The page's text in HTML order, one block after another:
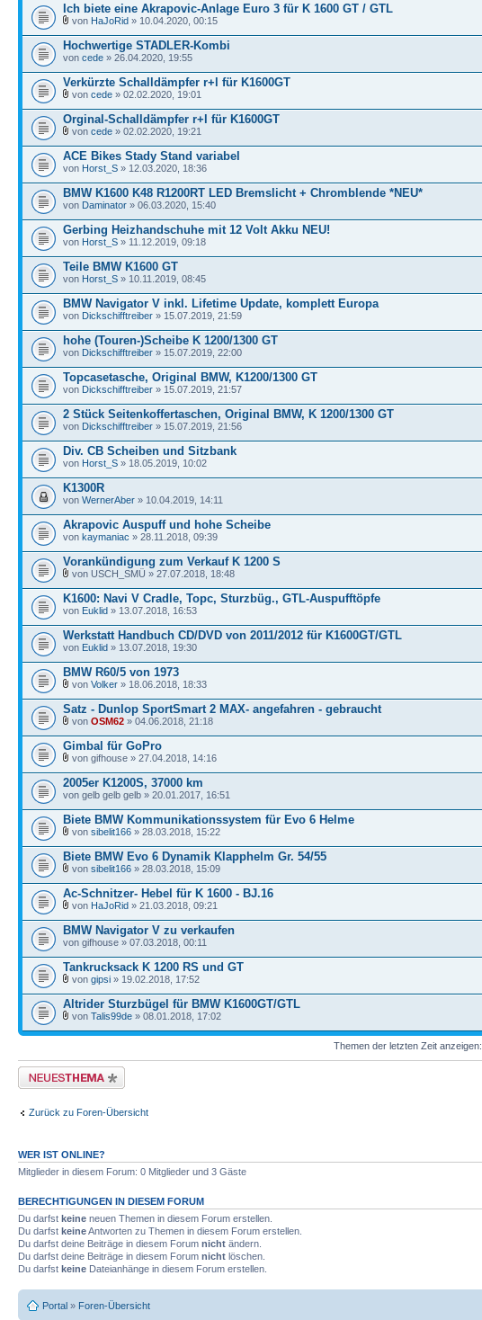
Ich biete eine Akrapovic-Anlage Euro 3 für K 1600 GT / GTL
von HaJoRid » 10.04.2020, 00:15
Hochwertige STADLER-Kombi
von cede » 26.04.2020, 19:55
Verkürzte Schalldämpfer r+l für K1600GT
von cede » 02.02.2020, 19:01
Orginal-Schalldämpfer r+l für K1600GT
von cede » 02.02.2020, 19:21
ACE Bikes Stady Stand variabel
von Horst_S » 12.03.2020, 18:36
BMW K1600 K48 R1200RT LED Bremslicht + Chromblende *NEU*
von Daminator » 06.03.2020, 15:40
Gerbing Heizhandschuhe mit 12 Volt Akku NEU!
von Horst_S » 11.12.2019, 09:18
Teile BMW K1600 GT
von Horst_S » 10.11.2019, 08:45
BMW Navigator V inkl. Lifetime Update, komplett Europa
von Dickschifftreiber » 15.07.2019, 21:59
hohe (Touren-)Scheibe K 1200/1300 GT
von Dickschifftreiber » 15.07.2019, 22:00
Topcasetasche, Original BMW, K1200/1300 GT
von Dickschifftreiber » 15.07.2019, 21:57
2 Stück Seitenkoffertaschen, Original BMW, K 1200/1300 GT
von Dickschifftreiber » 15.07.2019, 21:56
Div. CB Scheiben und Sitzbank
von Horst_S » 18.05.2019, 10:02
K1300R
von WernerAber » 10.04.2019, 14:11
Akrapovic Auspuff und hohe Scheibe
von kaymaniac » 28.11.2018, 09:39
Vorankündigung zum Verkauf K 1200 S
von USCH_SMÜ » 27.07.2018, 18:48
K1600: Navi V Cradle, Topc, Sturzbüg., GTL-Auspufftöpfe
von Euklid » 13.07.2018, 16:53
Werkstatt Handbuch CD/DVD von 2011/2012 für K1600GT/GTL
von Euklid » 13.07.2018, 19:30
BMW R60/5 von 1973
von Volker » 18.06.2018, 18:33
Satz - Dunlop SportSmart 2 MAX- angefahren - gebraucht
von OSM62 » 04.06.2018, 21:18
Gimbal für GoPro
von gifhouse » 27.04.2018, 14:16
2005er K1200S, 37000 km
von gelb gelb gelb » 20.01.2017, 16:51
Biete BMW Kommunikationssystem für Evo 6 Helme
von sibelit166 » 28.03.2018, 15:22
Biete BMW Evo 6 Dynamik Klapphelm Gr. 54/55
von sibelit166 » 28.03.2018, 15:09
Ac-Schnitzer- Hebel für K 1600 - BJ.16
von HaJoRid » 21.03.2018, 09:21
BMW Navigator V zu verkaufen
von gifhouse » 07.03.2018, 00:11
Tankrucksack K 1200 RS und GT
von gipsi » 19.02.2018, 17:52
Altrider Sturzbügel für BMW K1600GT/GTL
von Talis99de » 08.01.2018, 17:02
Themen der letzten Zeit anzeigen:
Neues Thema erstellen
Zurück zu Foren-Übersicht
WER IST ONLINE?
Mitglieder in diesem Forum: 0 Mitglieder und 3 Gäste
BERECHTIGUNGEN IN DIESEM FORUM
Du darfst keine neuen Themen in diesem Forum erstellen.
Du darfst keineAntworten zu Themen in diesem Forum erstellen.
Du darfst deine Beiträge in diesem Forum nicht ändern.
Du darfst deine Beiträge in diesem Forum nicht löschen.
Du darfst keine Dateianhänge in diesem Forum erstellen.
Portal » Foren-Übersicht